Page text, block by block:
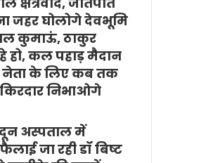
जहर घोलोगे देवभूमि
कुमाऊं, ठाकुर
हो, कल पहाड़ मैदान
नेता के लिए कब तक
निभाओगे
अस्पताल में
जा रही डॉ बिष्ट